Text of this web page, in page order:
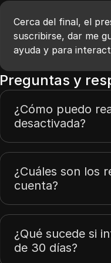
Cerca del final, el
suscribirse, dar me
ayuda y para
Preguntas y
¿Cómo puedo
desactivada?
¿Cuáles son los
cuenta?
¿Qué sucede si
de 30 días?